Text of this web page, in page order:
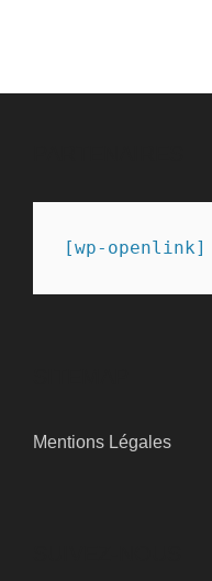
[wp-openlink]
Mentions Légales